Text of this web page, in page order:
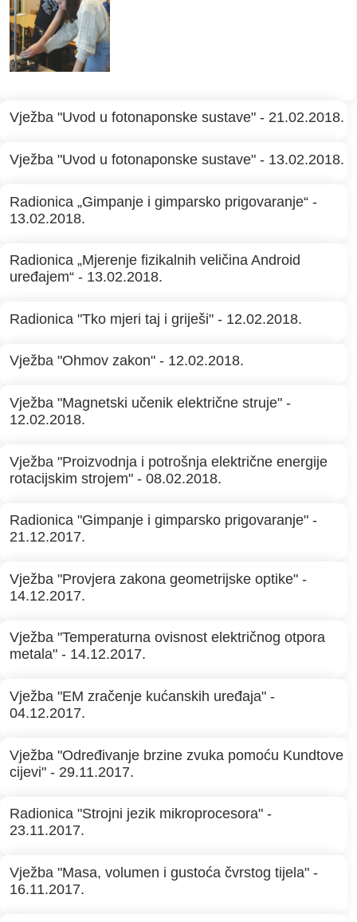
Vježba "Uvod u fotonaponske sustave" - 21.02.2018.
Vježba "Uvod u fotonaponske sustave" - 13.02.2018.
Radionica „Gimpanje i gimparsko prigovaranje“ -
13.02.2018.
Radionica „Mjerenje fizikalnih veličina Android
uređajem“ - 13.02.2018.
Radionica "Tko mjeri taj i griješi" - 12.02.2018.
Vježba "Ohmov zakon" - 12.02.2018.
Vježba "Magnetski učenik električne struje" -
12.02.2018.
Vježba "Proizvodnja i potrošnja električne energije
rotacijskim strojem" - 08.02.2018.
Radionica "Gimpanje i gimparsko prigovaranje" -
21.12.2017.
Vježba "Provjera zakona geometrijske optike" -
14.12.2017.
Vježba "Temperaturna ovisnost električnog otpora
metala" - 14.12.2017.
Vježba "EM zračenje kućanskih uređaja" -
04.12.2017.
Vježba "Određivanje brzine zvuka pomoću Kundtove
cijevi" - 29.11.2017.
Radionica "Strojni jezik mikroprocesora" -
23.11.2017.
Vježba "Masa, volumen i gustoća čvrstog tijela" -
16.11.2017.